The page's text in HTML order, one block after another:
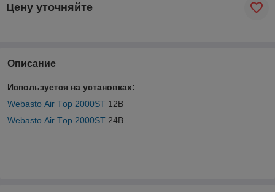
Цену уточняйте
Описание
Используется на установках:
Webasto Аir Тop 2000ST 12В
Webasto Аir Тop 2000ST 24В